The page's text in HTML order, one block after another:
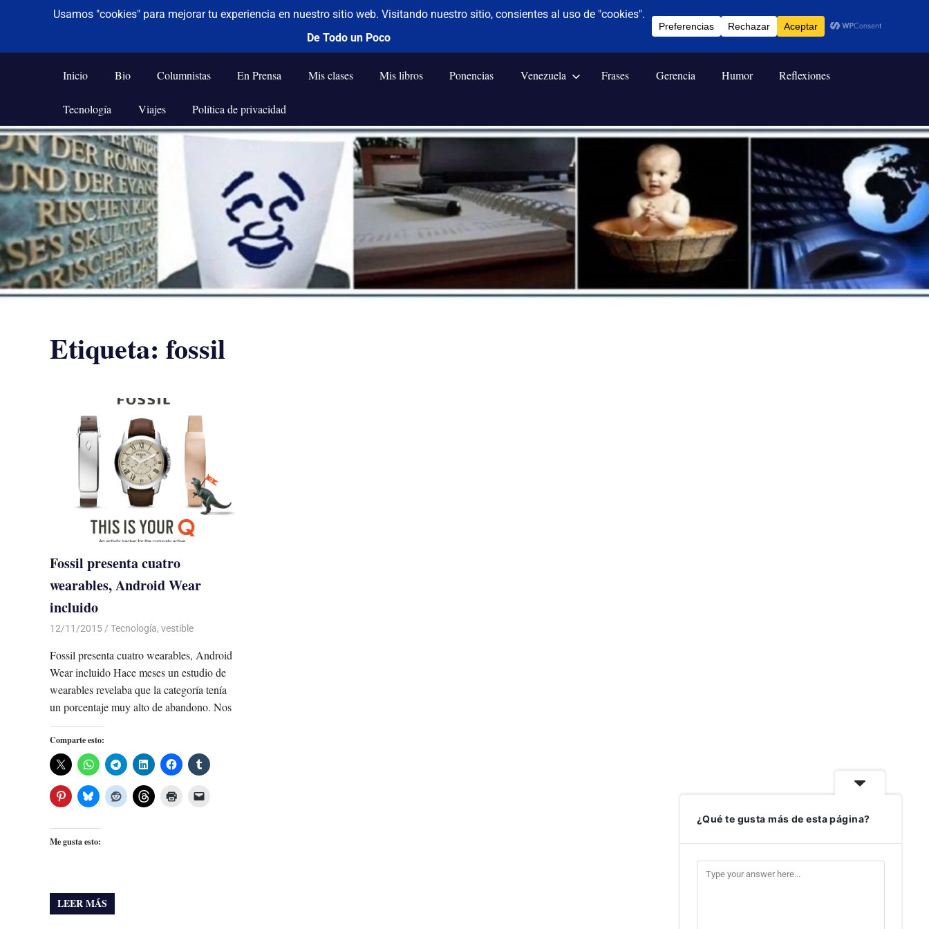
Saltar
al
contenido
De todo un poco
Frases,
Humor,
Tecnología
y
Viajes
Inicio Bio Columnistas En Prensa Mis clases Mis libros Ponencias Venezuela Frases Gerencia Humor Reflexiones
Tecnología Viajes Política de privacidad
Etiqueta: fossil
Fossil presenta cuatro
wearables, Android Wear
incluido
12/11/2015 Luis Castellanos
Tecnología, vestible
Fossil presenta cuatro wearables, Android
Wear incluido Hace meses un estudio de
wearables revelaba que la categoría tenía
un porcentaje muy alto de abandono. Nos
Comparte esto:
Me gusta esto:
LEER MÁS
¿Qué te gusta más de esta página?